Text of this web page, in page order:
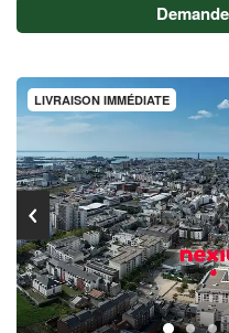
LIVRAISON IMMÉDIATE